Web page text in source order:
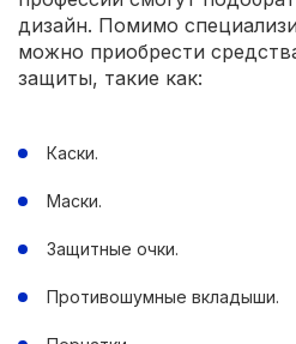
дизайн. Помимо
можно приобрести
защиты, такие как:
Каски.
Маски.
Защитные очки.
Противошумные вкладыши.